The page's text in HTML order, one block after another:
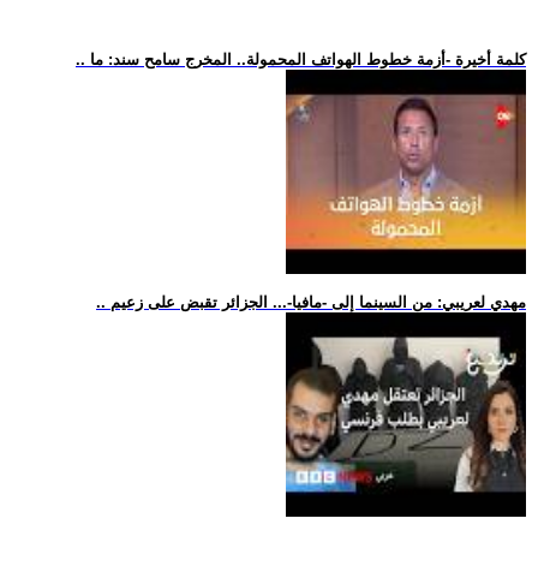
.. كلمة أخيرة -أزمة خطوط الهواتف المحمولة.. المخرج سامح سند: ما
.. مهدي لعريبي: من السينما إلى -مافيا-... الجزائر تقبض على زعيم